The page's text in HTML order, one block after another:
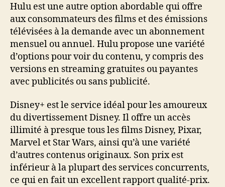
Hulu est une autre option abordable qui offre
aux consommateurs des films et des émissions
télévisées à la demande avec un abonnement
mensuel ou annuel. Hulu propose une variété
d’options pour voir du contenu, y compris des
versions en streaming gratuites ou payantes
avec publicités ou sans publicité.
Disney+ est le service idéal pour les amoureux
du divertissement Disney. Il offre un accès
illimité à presque tous les films Disney, Pixar,
Marvel et Star Wars, ainsi qu’à une variété
d’autres contenus originaux. Son prix est
inférieur à la plupart des services concurrents,
ce qui en fait un excellent rapport qualité-prix.